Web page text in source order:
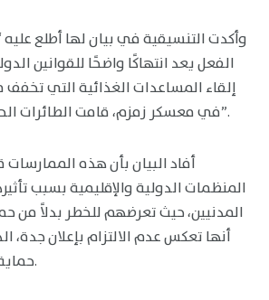
وأكدت التنسيقية في بيان لها أطلع
الفعل يعد انتهاكًا واضحًا للقوانين
إلقاء المساعدات الغذائية التي تخفف
في معسكر زمزم، قامت الطائرات الحربية بإسقاط القنابل”.
أفاد البيان بأن هذه
المنظمات الدولية والإقليمية بسبب
المدنيين، حيث تعرضهم للخطر بدلاً من
أنها تعكس عدم الالتزام بإعلان
حماية المواطنين المدنيين.